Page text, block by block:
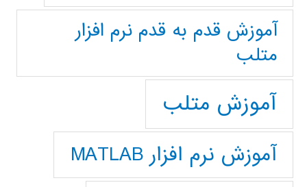
آموزش قدم به قدم نرم افزار
متلب
آموزش متلب
آموزش نرم افزار MATLAB